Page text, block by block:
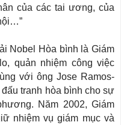
của các tai ương, của
Nobel Hòa bình là Giám
quản nhiệm công việc
với ông Jose Ramos-
tranh hòa bình cho sự
Năm 2002, Giám
nhiệm vụ giám mục và